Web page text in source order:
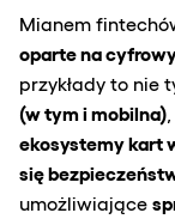
Mianem
oparte na
przykłady to nie
(w tym i mobilna)
ekosystemy kart
się
umożliwiające